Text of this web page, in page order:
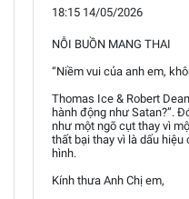
18:15 14/05/2026
NỖI BUỒN MANG THAI
“Niềm vui của anh em,
Thomas Ice & Robert
hành động như Satan?”.
như một ngõ cụt thay vì
thất bại thay vì là dấu
hình.
Kính thưa Anh Chị em,